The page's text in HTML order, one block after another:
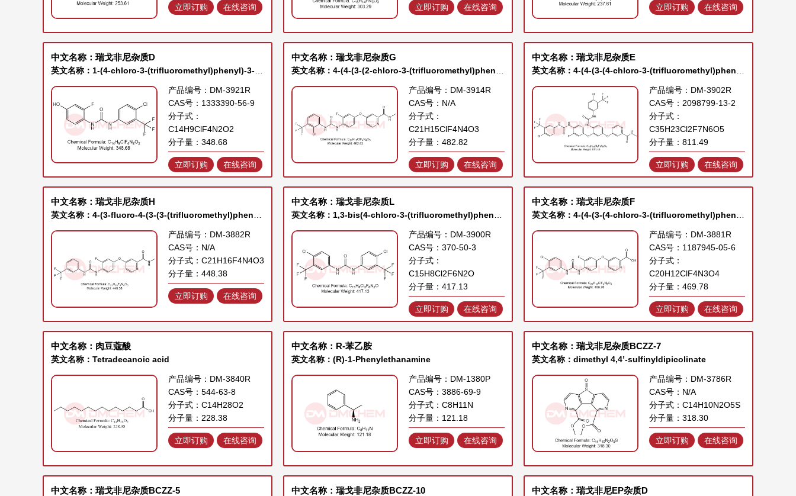
立即订购 在线咨询 立即订购 在线咨询 立即订购 在线咨询
中文名称：瑞戈非尼杂质D
产品编号：DM-3921R
CAS号：1333390-56-9
分子式：
C14H9ClF4N2O2
分子量：348.68
立即订购 在线咨询
中文名称：瑞戈非尼杂质G
产品编号：DM-3914R
CAS号：N/A
分子式：
C21H15ClF4N4O3
分子量：482.82
立即订购 在线咨询
中文名称：瑞戈非尼杂质E
产品编号：DM-3902R
CAS号：2098799-13-2
分子式：
C35H23Cl2F7N6O5
分子量：811.49
立即订购 在线咨询
中文名称：瑞戈非尼杂质H
产品编号：DM-3882R
CAS号：N/A
分子式：C21H16F4N4O3
分子量：448.38
立即订购 在线咨询
中文名称：瑞戈非尼杂质L
产品编号：DM-3900R
CAS号：370-50-3
分子式：
C15H8Cl2F6N2O
分子量：417.13
立即订购 在线咨询
中文名称：瑞戈非尼杂质F
产品编号：DM-3881R
CAS号：1187945-05-6
分子式：
C20H12ClF4N3O4
分子量：469.78
立即订购 在线咨询
中文名称：肉豆蔻酸
英文名称：Tetradecanoic acid
产品编号：DM-3840R
CAS号：544-63-8
分子式：C14H28O2
分子量：228.38
立即订购 在线咨询
中文名称：R-苯乙胺
英文名称：(R)-1-Phenylethanamine
产品编号：DM-1380P
CAS号：3886-69-9
分子式：C8H11N
分子量：121.18
立即订购 在线咨询
中文名称：瑞戈非尼杂质BCZZ-7
英文名称：dimethyl 4,4’-sulfinyldipicolinate
产品编号：DM-3786R
CAS号：N/A
分子式：C14H10N2O5S
分子量：318.30
立即订购 在线咨询
中文名称：瑞戈非尼杂质BCZZ-5 中文名称：瑞戈非尼杂质BCZZ-10 中文名称：瑞戈非尼EP杂质D